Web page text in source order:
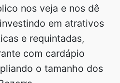
nos veja e nos dê
em atrativos
e requintadas,
com cardápio
o tamanho dos